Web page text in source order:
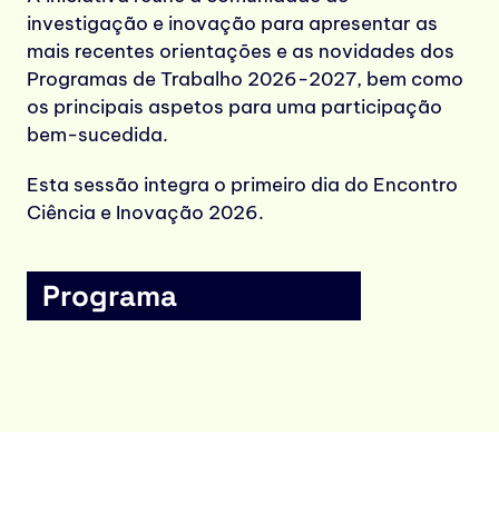
investigação e inovação para apresentar as
mais recentes orientações e as novidades dos
Programas de Trabalho 2026-2027, bem como
os principais aspetos para uma participação
bem-sucedida.
Esta sessão integra o primeiro dia do Encontro
Ciência e Inovação 2026.
Programa